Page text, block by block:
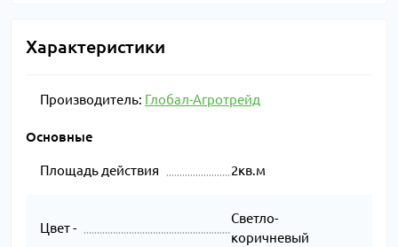
Характеристики
Производитель: Глобал-Агротрейд
Основные
Площадь действия 2кв.м
Цвет -
Светло-
коричневый